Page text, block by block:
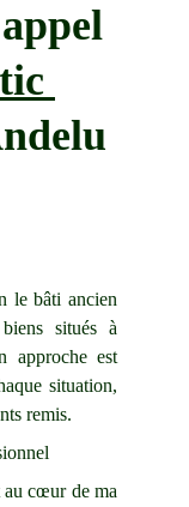
le bâti ancien
situés à
approche est
situation,
remis.
au cœur de ma